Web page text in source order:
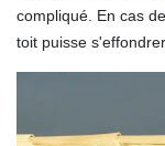
compliqué. En cas
toit puisse s'effondrer.